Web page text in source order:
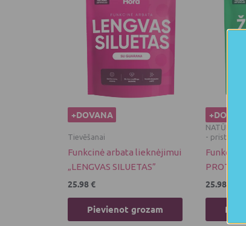
+DOVANA
Tievēšanai
Funkcinė arbata lieknėjimui
„LENGVAS SILUETAS”
25.98€
Pievienot grozam
+DOVANA
-
Funkcinė
PROTAS”
25.98